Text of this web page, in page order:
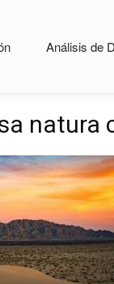
Análisis de
natura